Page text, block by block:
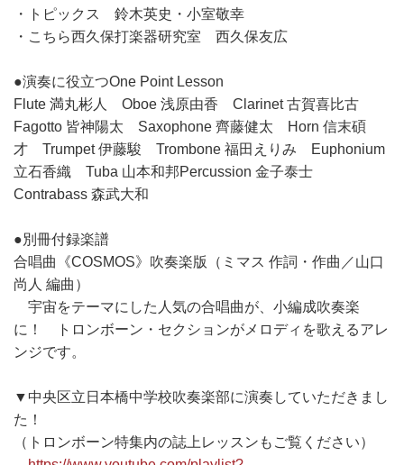
・トピックス 鈴木英史・小室敬幸
・こちら西久保打楽器研究室 西久保友広
●演奏に役立つOne Point Lesson
Flute 満丸彬人 Oboe 浅原由香 Clarinet 古賀喜比古
Fagotto 皆神陽太 Saxophone 齊藤健太 Horn 信末碩
才 Trumpet 伊藤駿 Trombone 福田えりみ Euphonium
立石香織 Tuba 山本和邦Percussion 金子泰士
Contrabass 森武大和
●別冊付録楽譜
合唱曲《COSMOS》吹奏楽版（ミマス 作詞・作曲／山口
尚人 編曲）
宇宙をテーマにした人気の合唱曲が、小編成吹奏楽
に！ トロンボーン・セクションがメロディを歌えるアレ
ンジです。
▼中央区立日本橋中学校吹奏楽部に演奏していただきまし
た！
（トロンボーン特集内の誌上レッスンもご覧ください）